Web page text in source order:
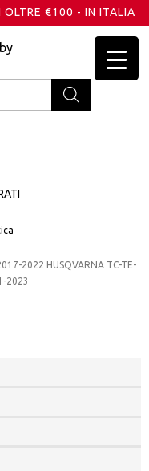
OLTRE €100 - IN ITALIA
2022 HUSQVARNA TC-TE-
2023